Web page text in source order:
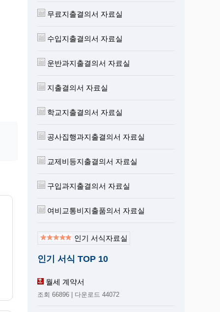
무료지출결의서 자료실
수입지출결의서 자료실
운반과지출결의서 자료실
지출결의서 자료실
학교지출결의서 자료실
공사집행과지출결의서 자료실
교제비등지출결의서 자료실
구입과지출결의서 자료실
여비교통비지출품의서 자료실
인기 서식자료실
인기 서식 TOP 10
월세 계약서
조회 66896 | 다운로드 44072